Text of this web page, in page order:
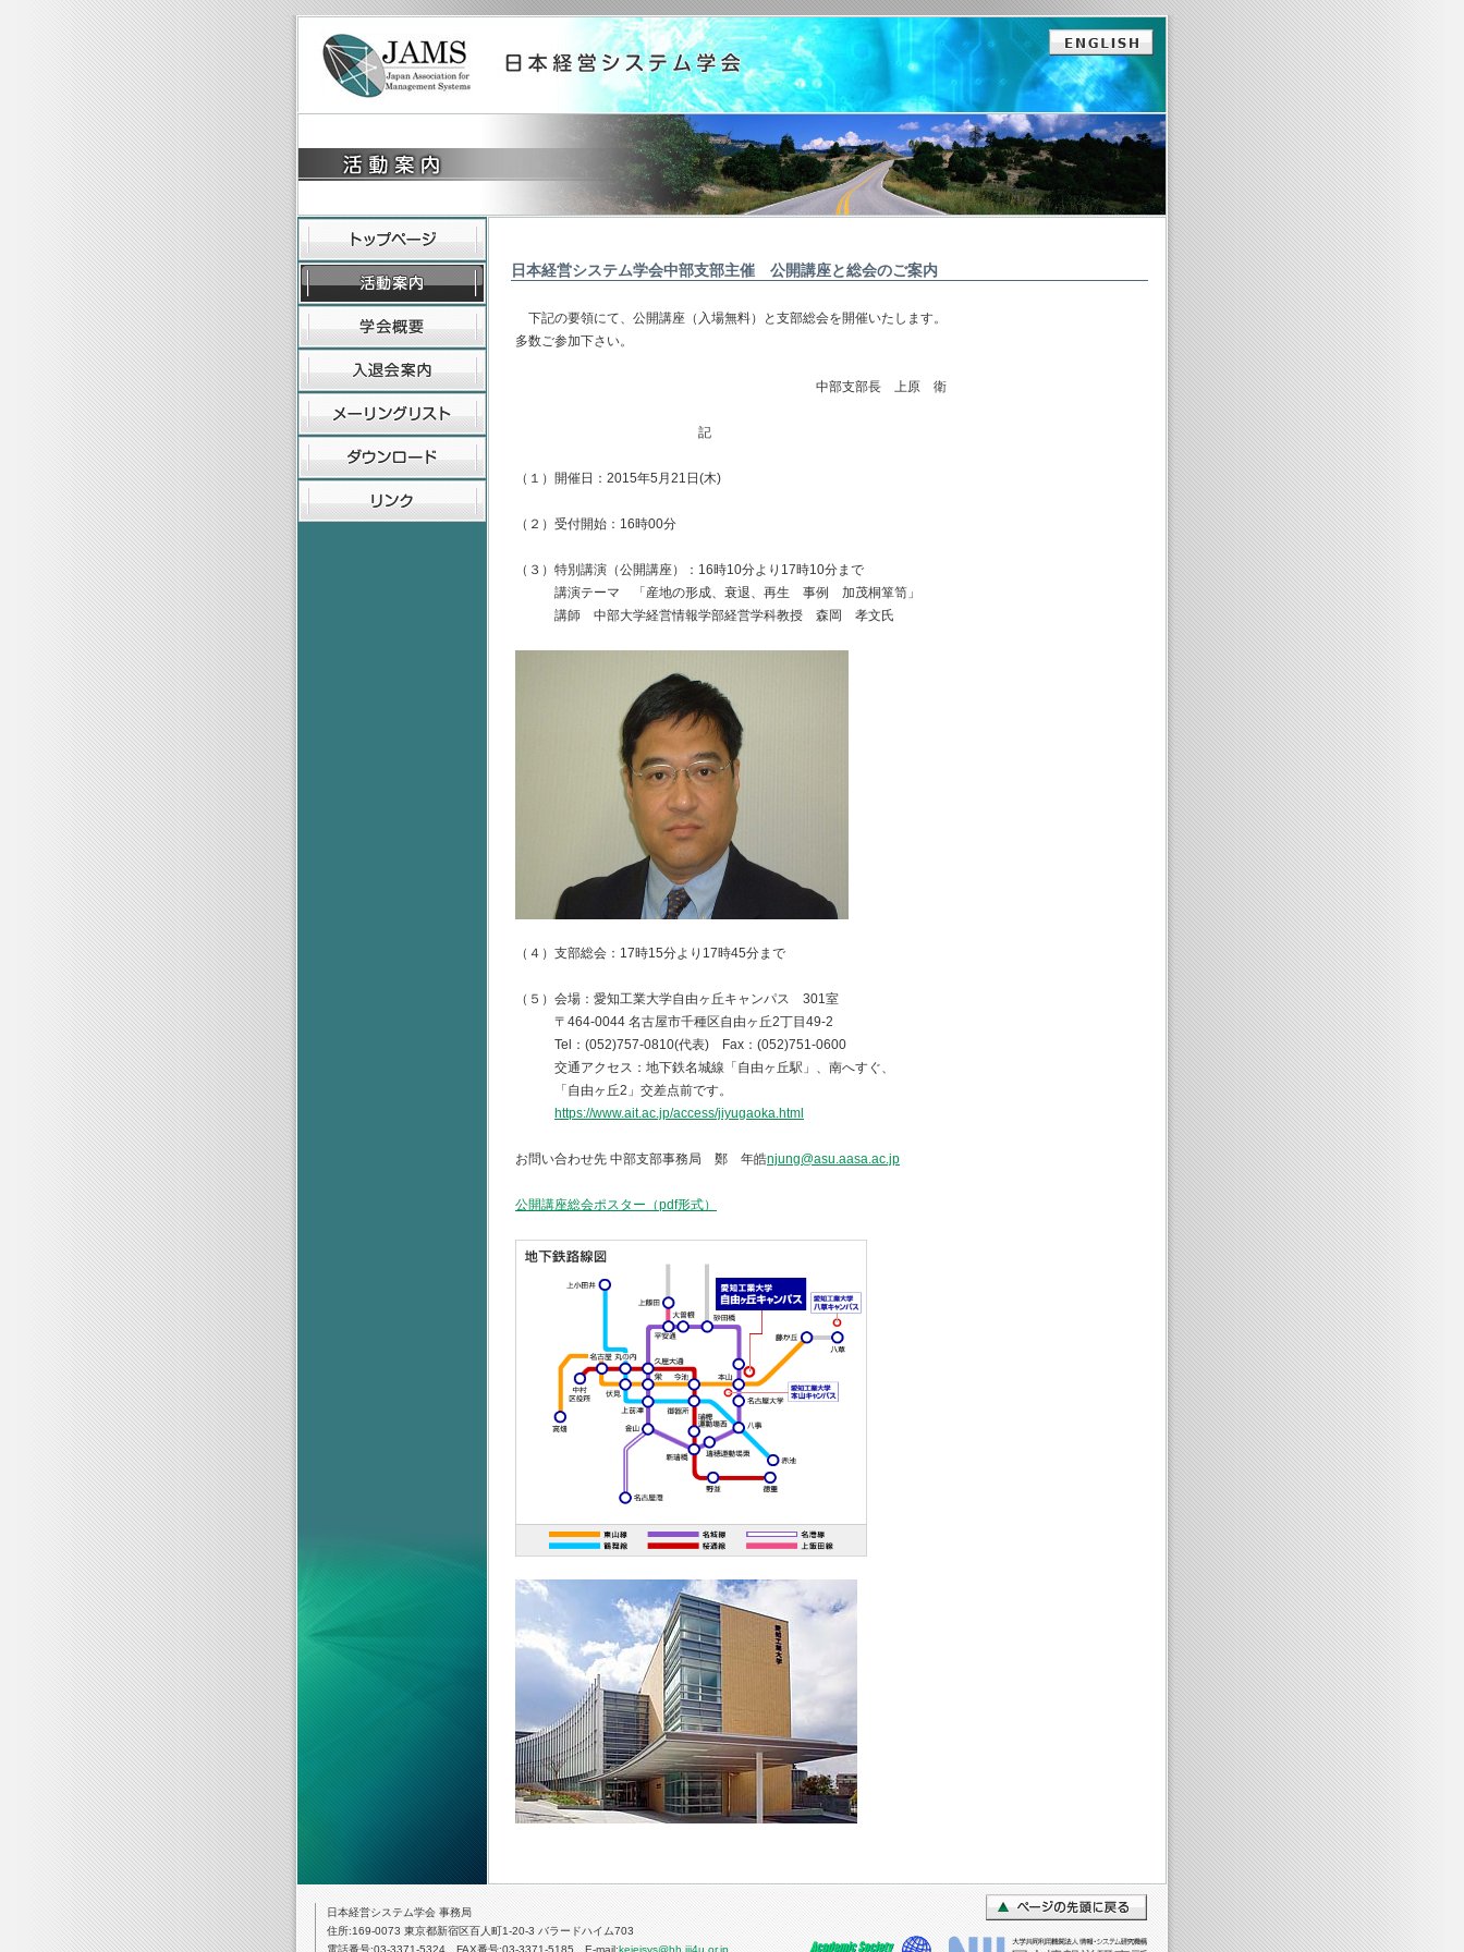
日本経営システム学会中部支部主催 公開講座と総会のご案内
下記の要領にて、公開講座（入場無料）と支部総会を開催いたします。
多数ご参加下さい。
中部支部長 上原 衛
記
（１）開催日：2015年5月21日(木)
（２）受付開始：16時00分
（３）特別講演（公開講座）：16時10分より17時10分まで
講演テーマ 「産地の形成、衰退、再生 事例 加茂桐箪笥」
講師 中部大学経営情報学部経営学科教授 森岡 孝文氏
（４）支部総会：17時15分より17時45分まで
（５）会場：愛知工業大学自由ヶ丘キャンパス 301室
〒464-0044 名古屋市千種区自由ヶ丘2丁目49-2
Tel：(052)757-0810(代表) Fax：(052)751-0600
交通アクセス：地下鉄名城線「自由ヶ丘駅」、南へすぐ、
「自由ヶ丘2」交差点前です。
https://www.ait.ac.jp/access/jiyugaoka.html
お問い合わせ先 中部支部事務局 鄭 年皓njung@asu.aasa.ac.jp
公開講座総会ポスター（pdf形式）
日本経営システム学会 事務局
住所:169-0073 東京都新宿区百人町1-20-3 バラードハイム703